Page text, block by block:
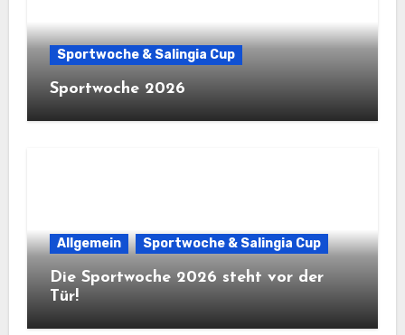
Sportwoche & Salingia Cup
Sportwoche 2026
Allgemein Sportwoche & Salingia Cup
Die Sportwoche 2026 steht vor der
Tür!